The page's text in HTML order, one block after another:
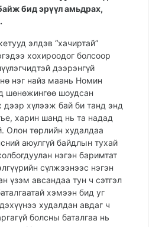
бид эрүүл амьдрах,
элдэв “хачиртай”
хохироодог болсоор
дээрэнгүй
нэг найз маань Номин
шөнөжингөө шоудсан
дээр хүлээж бай би танд энд
харин шанд нь та надад
Олон төрлийн худалдаа
аюулгүй байдлын тухай
нэгэн баримтат
сүлжээнээс нэгэн
үзэм авсандаа тун ч сэтгэл
хэмээн бид уг
худалдан авдаг ч
болсны баталгаа нь